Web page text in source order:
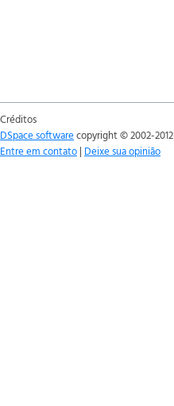
Créditos
DSpace softwarecopyright © 2002-2012
Entre em contato | Deixe sua opinião